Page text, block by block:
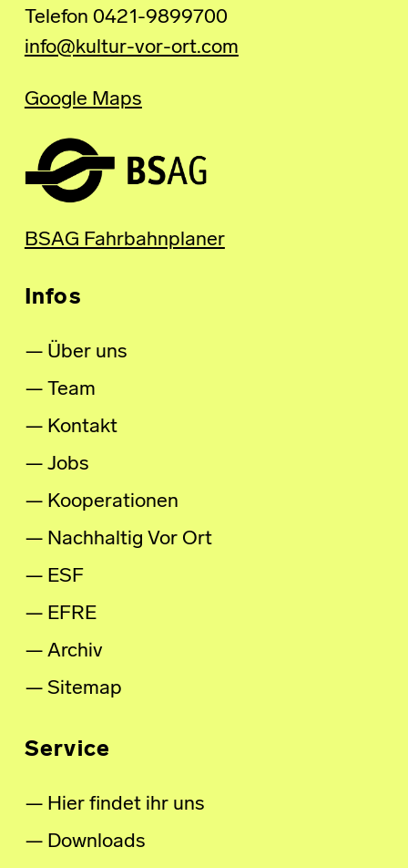
Telefon 0421-9899700
info@kultur-vor-ort.com
Google Maps
BSAG Fahrbahnplaner
Infos
Über uns
Team
Kontakt
Jobs
Kooperationen
Nachhaltig Vor Ort
ESF
EFRE
Archiv
Sitemap
Service
Hier findet ihr uns
Downloads